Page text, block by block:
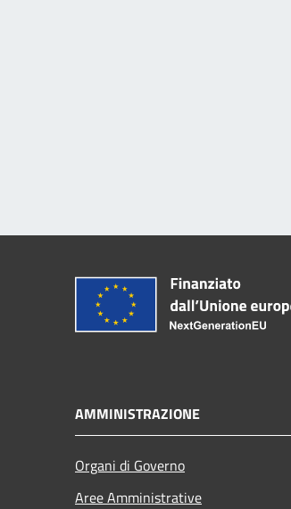
AMMINISTRAZIONE
Organi di Governo
Aree Amministrative